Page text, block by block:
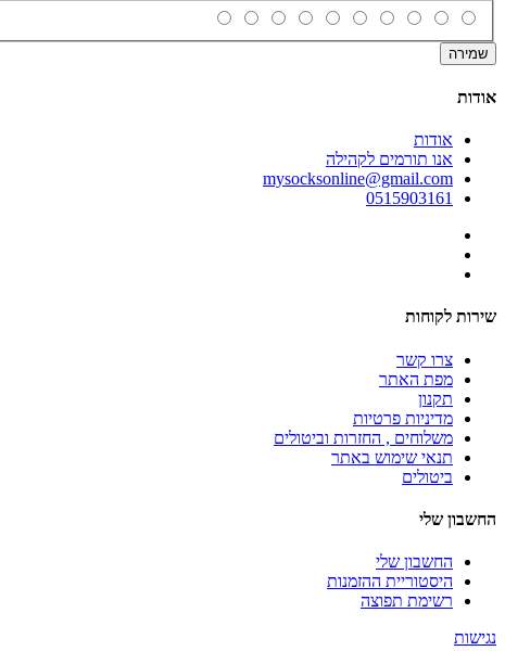
שמירה
אודות
אודות
אנו תורמים לקהילה
mysocksonline@gmail.com
0515903161
שירות לקוחות
צרו קשר
מפת האתר
תקנון
מדיניות פרטיות
משלוחים , החזרות וביטולים
תנאי שימוש באתר
ביטולים
החשבון שלי
החשבון שלי
היסטוריית ההזמנות
רשימת תפוצה
נגישות